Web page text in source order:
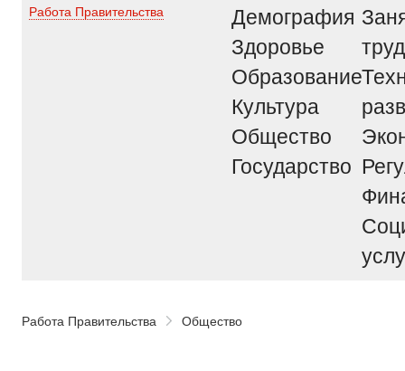
Работа Правительства
Демография
Здоровье
Образование
Культура
Общество
Государство
труд
Работа Правительства Общество